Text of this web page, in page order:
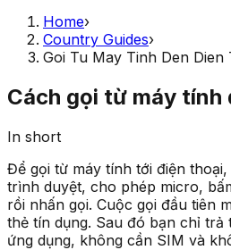
Home›
Country Guides›
Goi Tu May Tinh Den Dien
Cách gọi từ máy tính
In short
Để gọi từ máy tính tới điện
trình duyệt, cho phép micro,
rồi nhấn gọi. Cuộc gọi đầu tiên
thẻ tín dụng. Sau đó bạn chỉ
ứng dụng, không cần SIM và